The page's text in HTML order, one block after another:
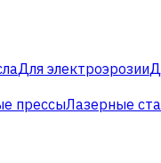
Для электроэрозии
прессыЛазерные